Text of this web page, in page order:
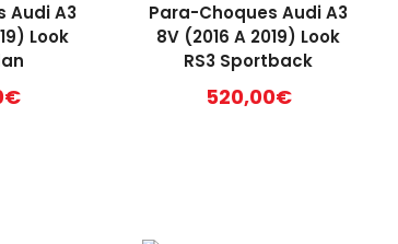
Audi A3
Look
€
Para-Choques Audi A3
8V (2016 A 2019) Look
RS3 Sportback
520,00€